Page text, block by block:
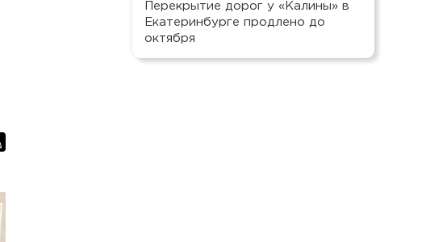
Перекрытие дорог у «Калины» в
Екатеринбурге продлено до
октября